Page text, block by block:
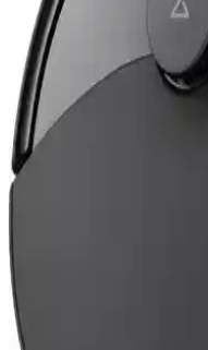
fonksiyonlarıyla ev
Haritalama, sessiz çalışma
Xiaomi Mi Vacuum
Uyumlu Robot
Xiaomi ve Viomi uyumlu
kaliteli malzemeleriyle
sağlar ve uzun ömür sunar.
Roborock S5 Max
Detaylı İnceleme ve
Roborock S5 Max Beyaz
filtreler ve aksesuarlar içerir,
performansı korur. Uzun